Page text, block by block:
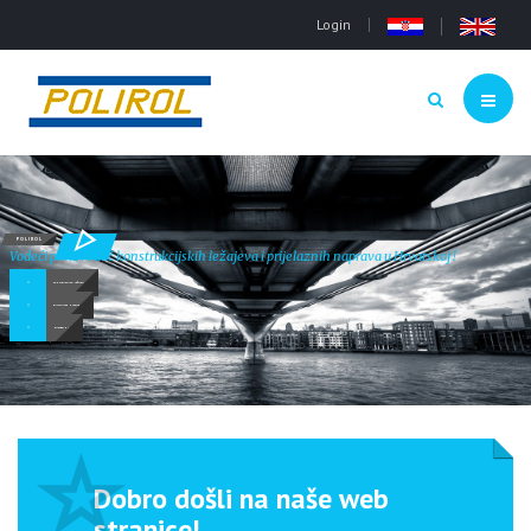
Login
POLIROL
Vodeći proizvođač konstrukcijskih ležajeva i prijelaznih naprava u Hrvatskoj !
KONSTRUKCIJSKI LEŽAJEVI
DILATACIJSKE NAPRAVE
BUROBRANI
Dobro došli na naše web